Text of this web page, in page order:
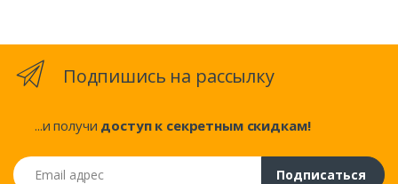
Подпишись на рассылку
...и получи доступ к секретным скидкам!
Email адрес
Подписаться